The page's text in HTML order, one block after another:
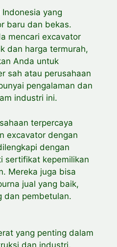
yang
baru dan bekas.
mencari excavator
dan harga termurah,
Anda untuk
sah atau perusahaan
pengalaman dan
industri ini.
terpercaya
excavator dengan
dengan
sertifikat kepemilikan
Mereka juga bisa
jual yang baik,
dan pembetulan.
yang penting dalam